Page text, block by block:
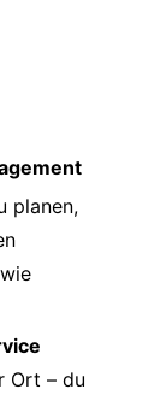
planen,
Ort – du